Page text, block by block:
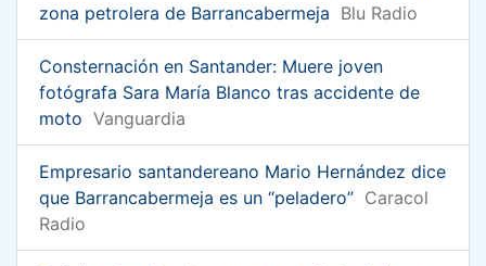
zona petrolera de Barrancabermeja Blu Radio
Consternación en Santander: Muere joven
fotógrafa Sara María Blanco tras accidente de
moto Vanguardia
Empresario santandereano Mario Hernández dice
que Barrancabermeja es un “peladero” Caracol
Radio